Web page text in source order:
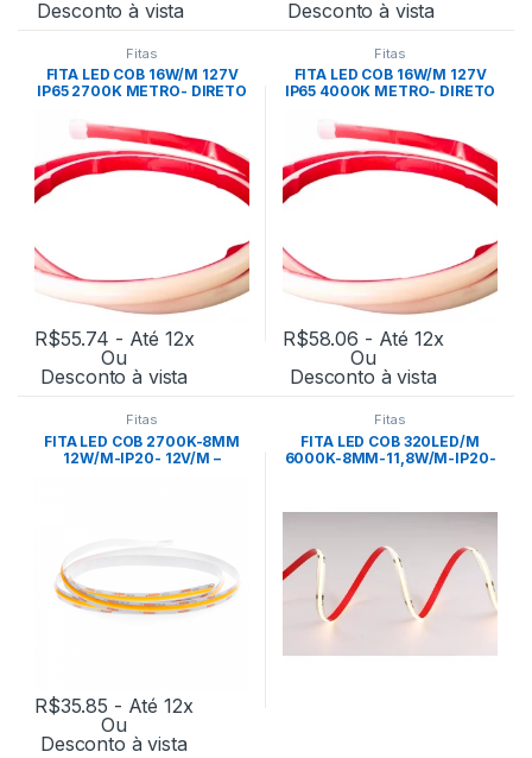
Desconto à vista
Desconto à vista
Fitas
FITA LED COB 16W/M 127V
IP65 2700K METRO- DIRETO
R$55.74 - Até 12x
Ou
Desconto à vista
Fitas
FITA LED COB 16W/M 127V
IP65 4000K METRO- DIRETO
R$58.06 - Até 12x
Ou
Desconto à vista
Fitas
FITA LED COB 2700K-8MM
12W/M-IP20- 12V/M –
R$35.85 - Até 12x
Ou
Desconto à vista
Fitas
FITA LED COB 320LED/M
6000K-8MM-11,8W/M-IP20-